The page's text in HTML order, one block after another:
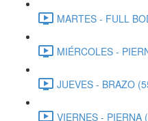
MARTES - FULL
MIÉRCOLES -
JUEVES - BRAZO
VIERNES - PIERNA